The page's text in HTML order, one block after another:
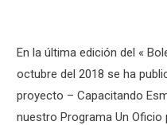
En la última edición del «
octubre del 2018 se ha
proyecto – Capacitando
nuestro Programa Un